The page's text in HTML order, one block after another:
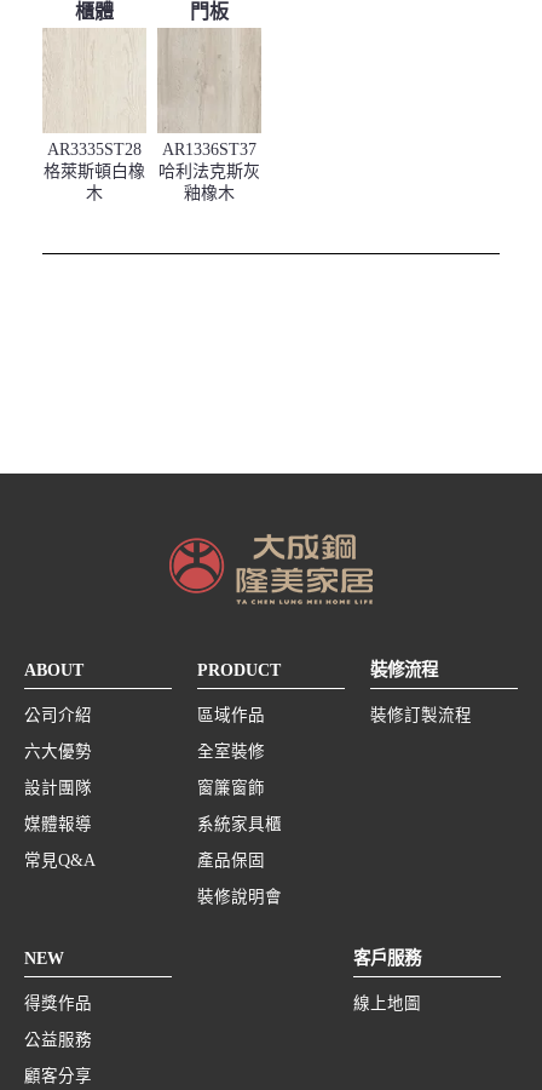
櫃體
AR3335ST28
格萊斯頓白橡
木
門板
AR1336ST37
哈利法克斯灰
釉橡木
ABOUT
公司介紹
六大優勢
設計團隊
媒體報導
常見Q&A
PRODUCT
區域作品
全室裝修
窗簾窗飾
系統家具櫃
產品保固
裝修說明會
裝修流程
裝修訂製流程
NEW
得獎作品
公益服務
顧客分享
客戶服務
線上地圖